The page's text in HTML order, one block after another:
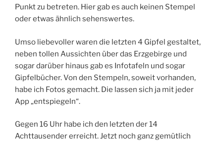
Punkt zu betreten. Hier gab es auch keinen Stempel
oder etwas ähnlich sehenswertes.
Umso liebevoller waren die letzten 4 Gipfel gestaltet,
neben tollen Aussichten über das Erzgebirge und
sogar darüber hinaus gab es Infotafeln und sogar
Gipfelbücher. Von den Stempeln, soweit vorhanden,
habe ich Fotos gemacht. Die lassen sich ja mit jeder
App „entspiegeln“.
Gegen 16 Uhr habe ich den letzten der 14
Achttausender erreicht. Jetzt noch ganz gemütlich